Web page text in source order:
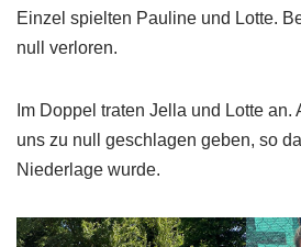
Einzel spielten Pauline und Lotte.
null verloren.
Im Doppel traten Jella und Lotte
uns zu null geschlagen geben, so
Niederlage wurde.